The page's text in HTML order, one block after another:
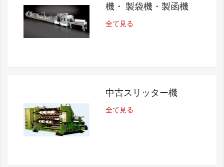
機・ 製袋機・製函機
全て見る
中古スリッター機
全て見る